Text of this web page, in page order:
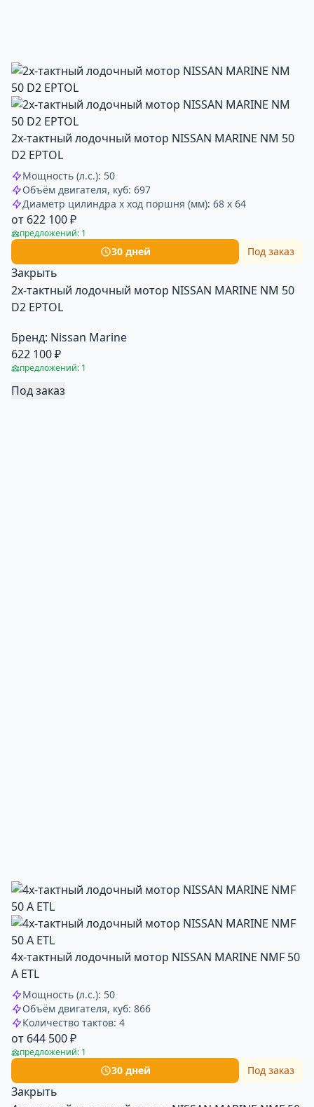
2х-тактный лодочный мотор NISSAN MARINE NM 50
D2 EPTOL
Мощность (л.с.): 50
Объём двигателя, куб: 697
Диаметр цилиндра x ход поршня (мм): 68 x 64
от 622 100 ₽
предложений: 1
30 дней Под заказ
Закрыть
2х-тактный лодочный мотор NISSAN MARINE NM 50
D2 EPTOL
Бренд: Nissan Marine
622 100 ₽
предложений: 1
Под заказ
4х-тактный лодочный мотор NISSAN MARINE NMF 50
A ETL
Мощность (л.с.): 50
Объём двигателя, куб: 866
Количество тактов: 4
от 644 500 ₽
предложений: 1
30 дней Под заказ
Закрыть